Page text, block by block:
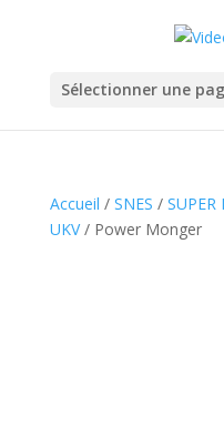
Sélectionner une
Accueil / SNES /
UKV/ Power Monger